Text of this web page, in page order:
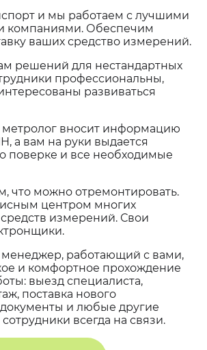
и мы работаем с лучшими
компаниями. Обеспечим
ваших средство измерений.
решений для нестандартных
профессиональны,
развиваться
вносит информацию
а вам на руки выдается
поверке и все необходимые
что можно отремонтировать.
центром многих
измерений. Свои
работающий с вами,
и комфортное прохождение
выезд специалиста,
поставка нового
и любые другие
всегда на связи.